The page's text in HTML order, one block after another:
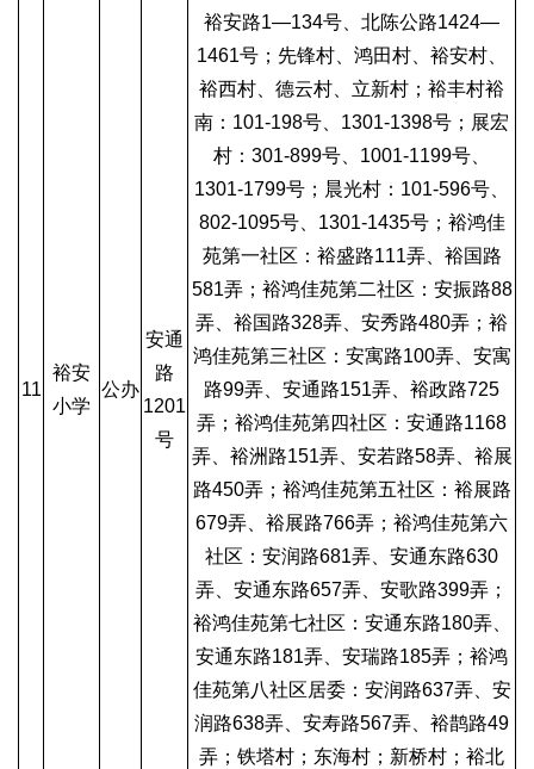
11
裕安
小学
公办
安通
路
1201
号
裕安路1—134号、北陈公路1424—
1461号；先锋村、鸿田村、裕安村、
裕西村、德云村、立新村；裕丰村裕
南：101-198号、1301-1398号；展宏
村：301-899号、1001-1199号、
1301-1799号；晨光村：101-596号、
802-1095号、1301-1435号；裕鸿佳
苑第一社区：裕盛路111弄、裕国路
581弄；裕鸿佳苑第二社区：安振路88
弄、裕国路328弄、安秀路480弄；裕
鸿佳苑第三社区：安寓路100弄、安寓
路99弄、安通路151弄、裕政路725
弄；裕鸿佳苑第四社区：安通路1168
弄、裕洲路151弄、安若路58弄、裕展
路450弄；裕鸿佳苑第五社区：裕展路
679弄、裕展路766弄；裕鸿佳苑第六
社区：安润路681弄、安通东路630
弄、安通东路657弄、安歌路399弄；
裕鸿佳苑第七社区：安通东路180弄、
安通东路181弄、安瑞路185弄；裕鸿
佳苑第八社区居委：安润路637弄、安
润路638弄、安寿路567弄、裕鹊路49
弄；铁塔村；东海村；新桥村；裕北